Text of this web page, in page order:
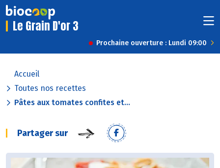
Le Grain D'or 3
Prochaine ouverture : Lundi 09:00
Accueil
Toutes nos recettes
Pâtes aux tomates confites et...
Partager sur